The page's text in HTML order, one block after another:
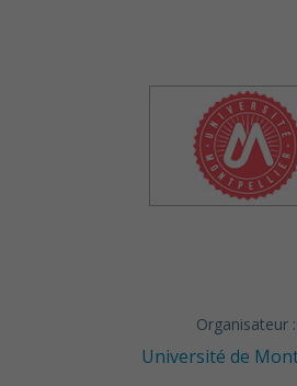
Organisateur :
Université de